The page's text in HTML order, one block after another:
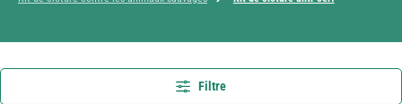
Filtre